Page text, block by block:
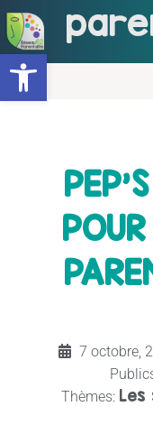
Ouvrir la barre d’outils
7 octobre,
Thèmes: